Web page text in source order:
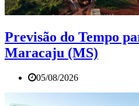
Previsão do Tempo
Maracaju (MS)
05/08/2026